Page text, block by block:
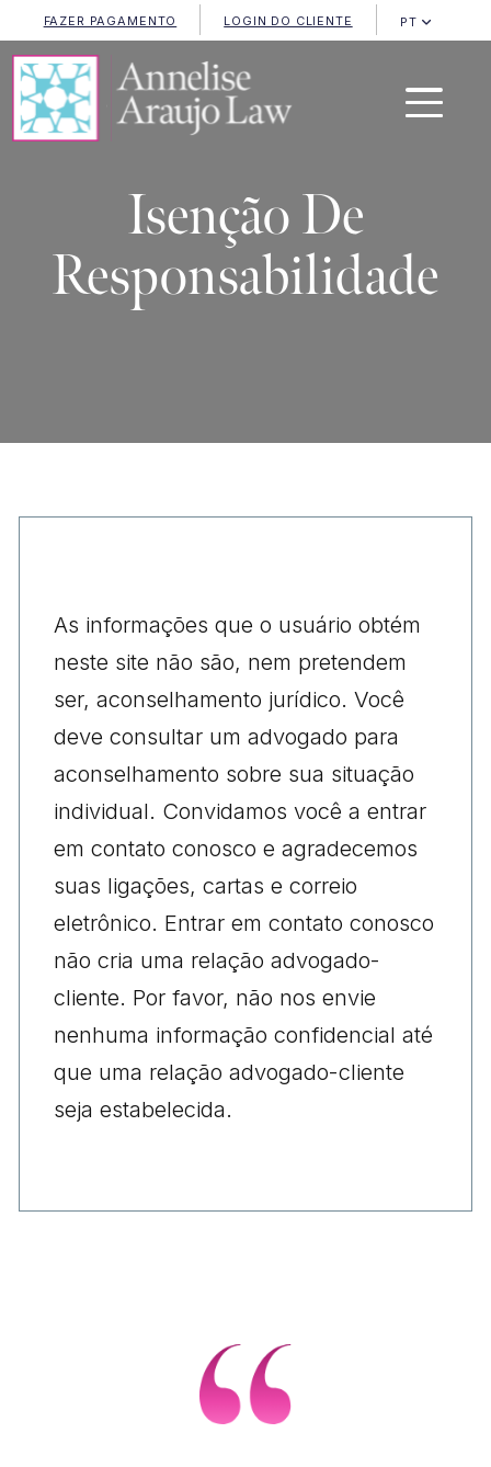
FAZER PAGAMENTO LOGIN DO CLIENTE PT
Isenção De
Responsabilidade
As informações que o usuário obtém
neste site não são, nem pretendem
ser, aconselhamento jurídico. Você
deve consultar um advogado para
aconselhamento sobre sua situação
individual. Convidamos você a entrar
em contato conosco e agradecemos
suas ligações, cartas e correio
eletrônico. Entrar em contato conosco
não cria uma relação advogado-
cliente. Por favor, não nos envie
nenhuma informação confidencial até
que uma relação advogado-cliente
seja estabelecida.